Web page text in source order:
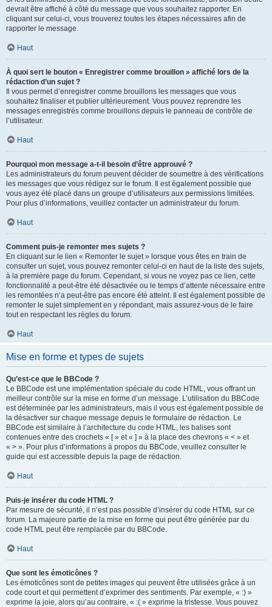
devrait être affiché à côté du message que vous souhaitez rapporter. En
cliquant sur celui-ci, vous trouverez toutes les étapes nécessaires afin de
rapporter le message.
Haut
À quoi sert le bouton « Enregistrer comme brouillon » affiché lors de la
rédaction d’un sujet ?
Il vous permet d’enregistrer comme brouillons les messages que vous
souhaitez finaliser et publier ultérieurement. Vous pouvez reprendre les
messages enregistrés comme brouillons depuis le panneau de contrôle de
l’utilisateur.
Haut
Pourquoi mon message a-t-il besoin d’être approuvé ?
Les administrateurs du forum peuvent décider de soumettre à des vérifications
les messages que vous rédigez sur le forum. Il est également possible que
vous ayez été placé dans un groupe d’utilisateurs aux permissions limitées.
Pour plus d’informations, veuillez contacter un administrateur du forum.
Haut
Comment puis-je remonter mes sujets ?
En cliquant sur le lien « Remonter le sujet » lorsque vous êtes en train de
consulter un sujet, vous pouvez remonter celui-ci en haut de la liste des sujets,
à la première page du forum. Cependant, si vous ne voyez pas ce lien, cette
fonctionnalité a peut-être été désactivée ou le temps d’attente nécessaire entre
les remontées n’a peut-être pas encore été atteint. Il est également possible de
remonter le sujet simplement en y répondant, mais assurez-vous de le faire
tout en respectant les règles du forum.
Haut
Mise en forme et types de sujets
Qu’est-ce que le BBCode ?
Le BBCode est une implémentation spéciale du code HTML, vous offrant un
meilleur contrôle sur la mise en forme d’un message. L’utilisation du BBCode
est déterminée par les administrateurs, mais il vous est également possible de
la désactiver sur chaque message depuis le formulaire de rédaction. Le
BBCode est similaire à l’architecture du code HTML, les balises sont
contenues entre des crochets « [ » et « ] » à la place des chevrons « < » et
« > ». Pour plus d’informations à propos du BBCode, veuillez consulter le
guide qui est accessible depuis la page de rédaction.
Haut
Puis-je insérer du code HTML ?
Par mesure de sécurité, il n’est pas possible d’insérer du code HTML sur ce
forum. La majeure partie de la mise en forme qui peut être générée par du
code HTML peut être remplacée par du BBCode.
Haut
Que sont les émoticônes ?
Les émoticônes sont de petites images qui peuvent être utilisées grâce à un
code court et qui permettent d’exprimer des sentiments. Par exemple, « :) »
exprime la joie, alors qu’au contraire, « :( » exprime la tristesse. Vous pouvez